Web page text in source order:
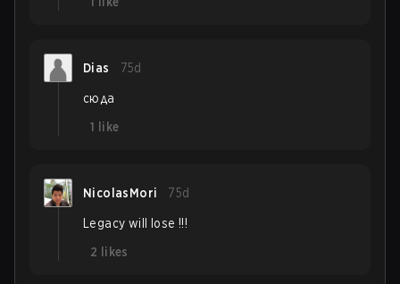
Dias 75d
сюда
1
like
NicolasMori 75d
Legacy will lose !!!
2
likes